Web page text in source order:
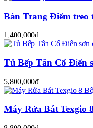
Bàn Trang Điểm treo
1,400,000đ
Tủ Bếp Tân Cổ Điển
5,800,000đ
Máy Rửa Bát Texgio